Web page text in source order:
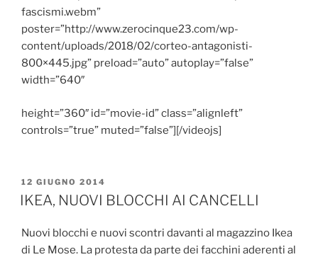
fascismi.webm”
poster=”http://www.zerocinque23.com/wp-
content/uploads/2018/02/corteo-antagonisti-
800×445.jpg” preload=”auto” autoplay=”false”
width=”640″
height=”360″ id=”movie-id” class=”alignleft”
controls=”true” muted=”false”][/videojs]
PUBBLICATO
IL
12 GIUGNO 2014
IKEA, NUOVI BLOCCHI AI CANCELLI
Nuovi blocchi e nuovi scontri davanti al magazzino Ikea
di Le Mose. La protesta da parte dei facchini aderenti al